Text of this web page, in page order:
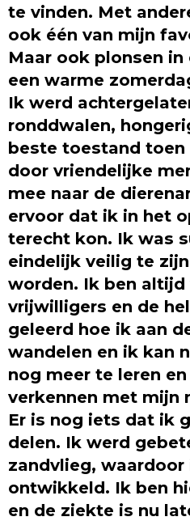
te vinden. Met
ook één van mijn
Maar ook plonsen
een warme
Ik werd
ronddwalen,
beste toestand
door vriendelijke
mee naar de
ervoor dat ik in het
terecht kon. Ik was
eindelijk veilig te
worden. Ik ben
vrijwilligers en de
geleerd hoe ik aan
wandelen en ik kan
nog meer te leren
verkennen met mijn
Er is nog iets dat ik
delen. Ik werd
zandvlieg,
ontwikkeld. Ik ben
en de ziekte is nu